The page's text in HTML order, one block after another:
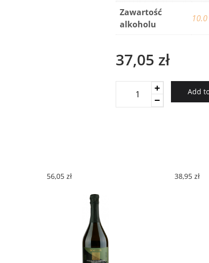
Zawartość
alkoholu
10.0
37,05 zł
Frizzante
Add
56,05 zł 38,95 zł